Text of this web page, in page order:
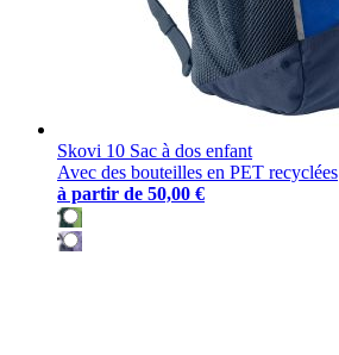
Skovi 10 Sac à dos enfant
Avec des bouteilles en PET recyclées
à partir de 50,00 €